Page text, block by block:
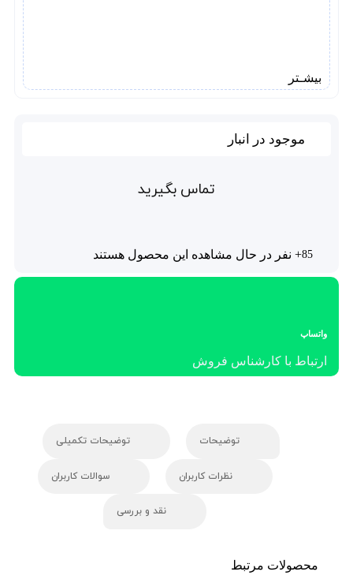
بیشـتر
موجود در انبار
تماس بگیرید
+ نفر در حال مشاهده این محصول هستند
واتساپ
ارتباط با کارشناس فروش
توضیحات توضیحات تکمیلی
نظرات کاربران سوالات کاربران
نقد و بررسی
محصولات مرتبط